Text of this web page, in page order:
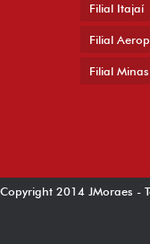
Filial Itajaí
Filial
Filial
Copyright 2014 JMoraes -